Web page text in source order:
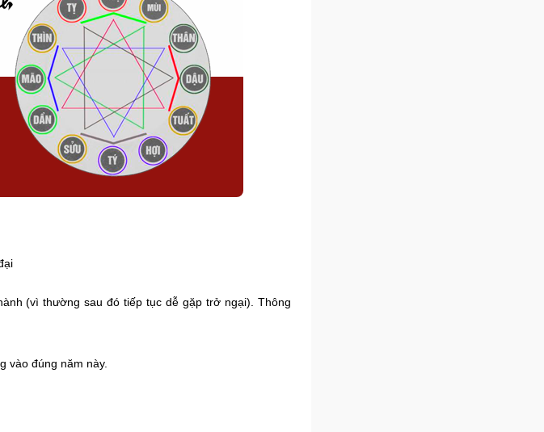
(vì thường sau đó tiếp tục dễ gặp trở ngại). Thông
vào đúng năm này.